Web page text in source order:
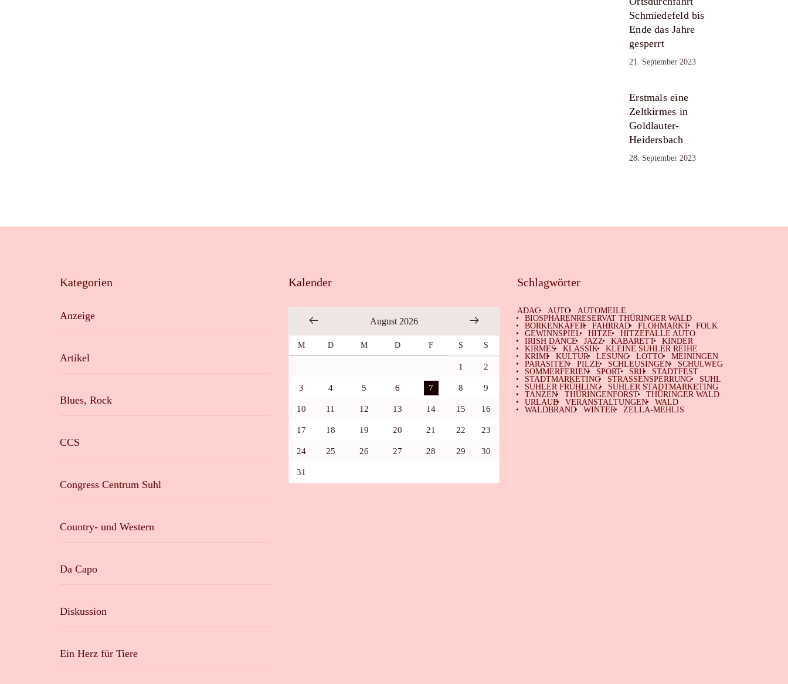
Schmiedefeld bis
Ende das Jahre
gesperrt
21. September 2023
Erstmals eine
Zeltkirmes in
Goldlauter-
Heidersbach
28. September 2023
Kategorien
Anzeige
Artikel
Blues, Rock
CCS
Congress Centrum Suhl
Country- und Western
Da Capo
Diskussion
Ein Herz für Tiere
Kalender
August 2026
M D M D F S S
1 2
3 4 5 6 7 8 9
10 11 12 13 14 15 16
17 18 19 20 21 22 23
24 25 26 27 28 29 30
31
Schlagwörter
ADAC AUTO
AUTOMEILE
BIOSPHÄRENRESERVAT THÜRINGER WALD
BORKENKÄFER
FAHRRAD FLOHMARKT
FOLK
GEWINNSPIEL
HITZE
HITZEFALLE AUTO
IRISH DANCE
JAZZ KABARETT
KINDER
KIRMES
KLASSIK
KLEINE SUHLER REIHE
KRIMI
KULTUR LESUNG LOTTO
MEININGEN
PARASITEN
PILZE SCHLEUSINGEN
SCHULWEG
SOMMERFERIEN
SPORT SRH
STADTFEST
STADTMARKETING
STRASSENSPERRUNG
SUHL
SUHLER FRÜHLING
SUHLER STADTMARKETING
TANZEN
THÜRINGENFORST
THÜRINGER WALD
URLAUB
VERANSTALTUNGEN
WALD
WALDBRAND
WINTER ZELLA-MEHLIS